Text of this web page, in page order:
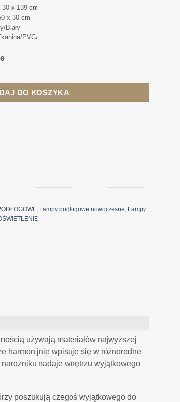
30 x 139 cm
x 30 cm
Biały
PVC\
4concepts Siena Transparentna zieleń, biały abażur,
DO KOSZYKA
, Lampy podłogowe nowoczesne, Lampy
używają materiałów najwyższej
harmonijnie wpisuje się w różnorodne
nadaje wnętrzu wyjątkowego
poszukują czegoś wyjątkowego do